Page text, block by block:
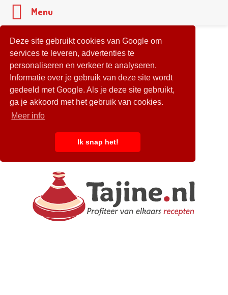
Deze site gebruikt cookies van Google om
services te leveren, advertenties te
personaliseren en verkeer te analyseren.
Informatie over je gebruik van deze site wordt
gedeeld met Google. Als je deze site gebruikt,
ga je akkoord met het gebruik van cookies.
Meer info
Ik snap het!
Menu